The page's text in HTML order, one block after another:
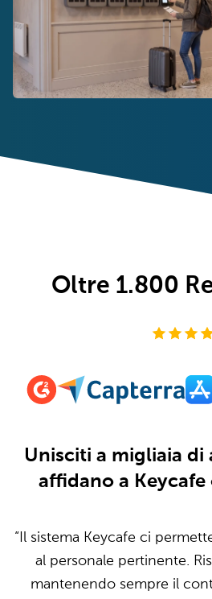
Oltre 1.800
Unisciti a migliaia di
affidano a
“Il sistema Keycafe ci
al personale pertinente.
mantenendo sempre il